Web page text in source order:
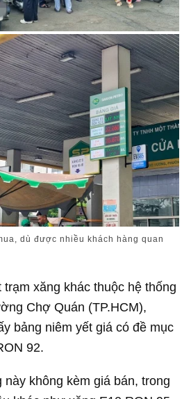
dù được nhiều khách hàng quan
xăng khác thuộc hệ thống
Chợ Quán (TP.HCM),
bảng niêm yết giá có đề mục
92.
này không kèm giá bán, trong